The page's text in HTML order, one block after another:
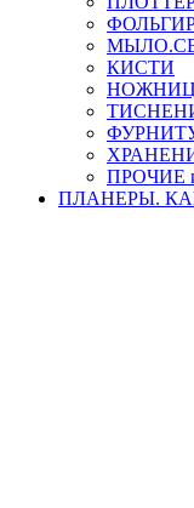
КИСТИ
ПРОЧИЕ
ПЛАНЕРЫ.